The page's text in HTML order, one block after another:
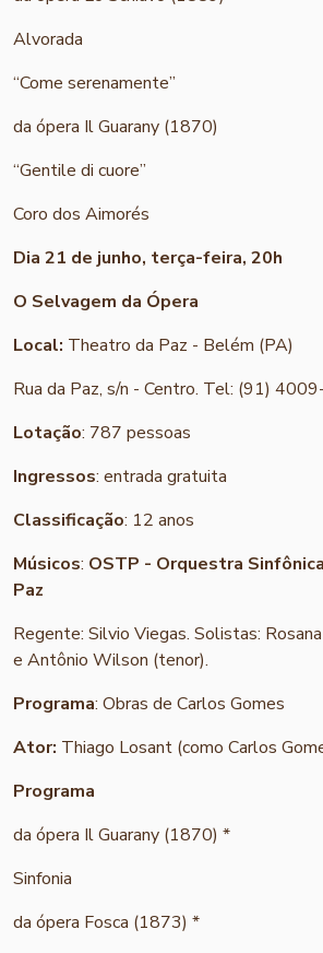
Alvorada
“Come serenamente”
da ópera Il Guarany (1870)
“Gentile di cuore”
Coro dos Aimorés
Dia 21 de junho, terça-feira, 20h
O Selvagem da Ópera
Local: Theatro da Paz - Belém (PA)
Rua da Paz, s/n - Centro. Tel: (91)
Lotação: 787 pessoas
Ingressos: entrada gratuita
Classificação: 12 anos
Músicos: OSTP - Orquestra
Paz
Regente: Silvio Viegas. Solistas:
e Antônio Wilson (tenor).
Programa: Obras de Carlos Gomes
Ator: Thiago Losant (como Carlos
Programa
da ópera Il Guarany (1870) *
Sinfonia
da ópera Fosca (1873) *